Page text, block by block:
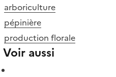
arboriculture
pépinière
production florale
Voir aussi